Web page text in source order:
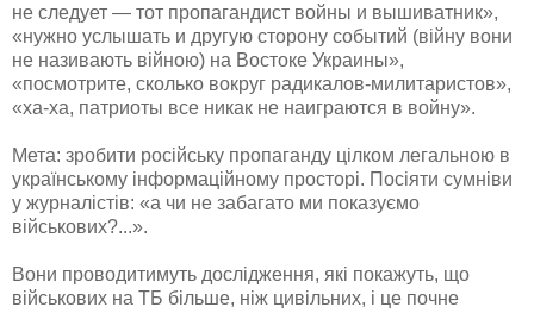
не следует — тот пропагандист войны и вышиватник»,
«нужно услышать и другую сторону событий (війну вони
не називають війною) на Востоке Украины»,
«посмотрите, сколько вокруг радикалов-милитаристов»,
«ха-ха, патриоты все никак не наиграются в войну».
Мета: зробити російську пропаганду цілком легальною в
українському інформаційному просторі. Посіяти сумніви
у журналістів: «а чи не забагато ми показуємо
військових?...».
Вони проводитимуть дослідження, які покажуть, що
військових на ТБ більше, ніж цивільних, і це почне